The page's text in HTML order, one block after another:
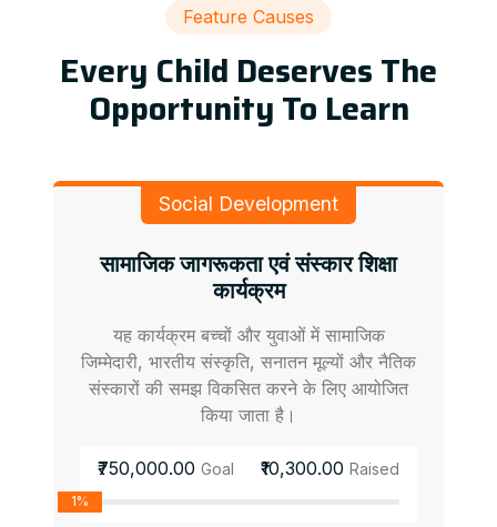
Feature Causes
Every Child Deserves The
Opportunity To Learn
Social Development
सामाजिक जागरूकता एवं संस्कार शिक्षा
कार्यक्रम
यह कार्यक्रम बच्चों और युवाओं में सामाजिक
जिम्मेदारी, भारतीय संस्कृति, सनातन मूल्यों और नैतिक
संस्कारों की समझ विकसित करने के लिए आयोजित
किया जाता है।
₹750,000.00 Goal ₹10,300.00 Raised
1%